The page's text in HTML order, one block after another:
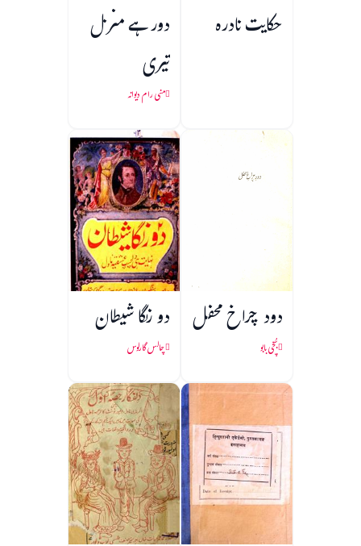
حکایت نادرہ دور ہے منزل
تیری
منی رام دیوانہ
دود چراخ محفل
بُچّی بابو
دو رنگا شیطان
چالس گارلوس